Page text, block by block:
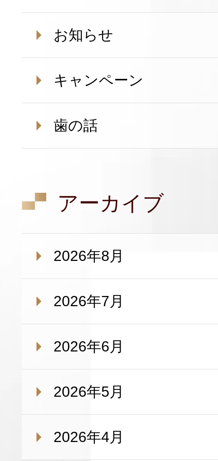
お知らせ
キャンペーン
歯の話
アーカイブ
2026年8月
2026年7月
2026年6月
2026年5月
2026年4月